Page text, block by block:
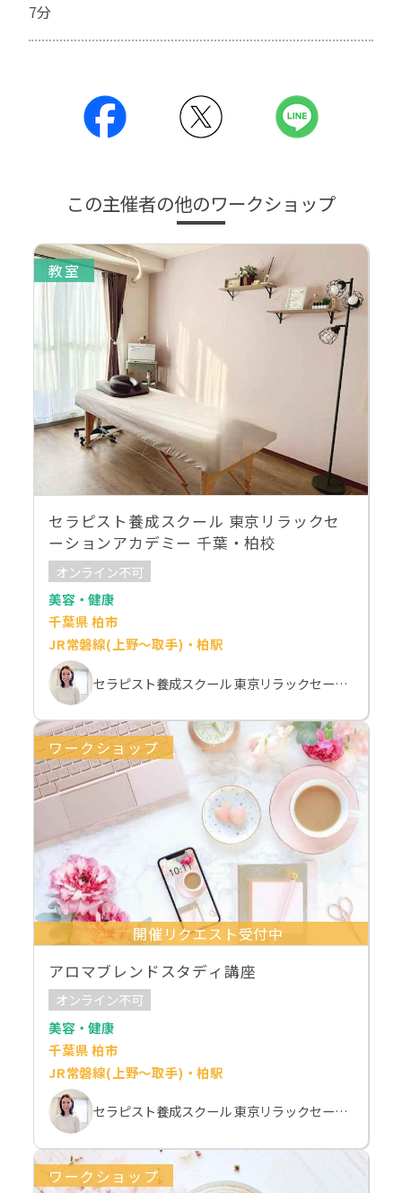
7分
この主催者の他のワークショップ
教室
セラピスト養成スクール 東京リラックセ
ーションアカデミー 千葉・柏校
オンライン不可
美容・健康
千葉県 柏市
JR常磐線(上野～取手)・柏駅
セラピスト養成スクール 東京リラックセーションアカデミー 斉藤麻希
ワークショップ
開催リクエスト受付中
アロマブレンドスタディ講座
オンライン不可
美容・健康
千葉県 柏市
JR常磐線(上野～取手)・柏駅
セラピスト養成スクール 東京リラックセーションアカデミー 斉藤麻希
ワークショップ